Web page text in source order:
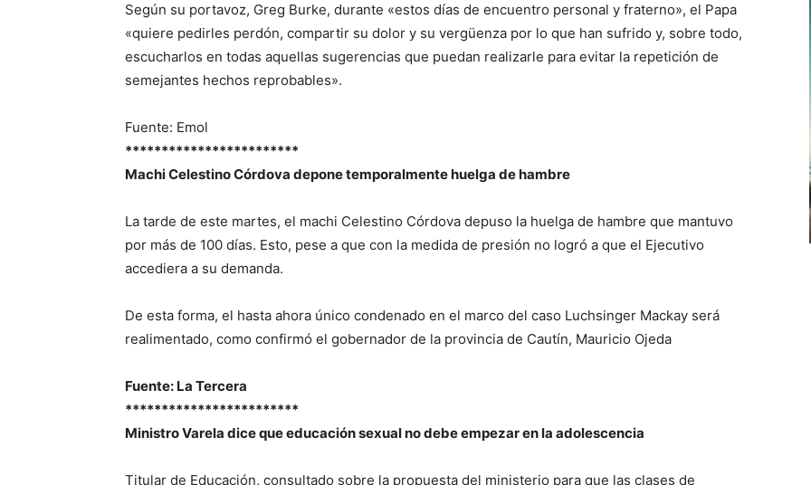
Según su portavoz, Greg Burke, durante «estos días de encuentro personal y fraterno», el Papa
«quiere pedirles perdón, compartir su dolor y su vergüenza por lo que han sufrido y, sobre todo,
escucharlos en todas aquellas sugerencias que puedan realizarle para evitar la repetición de
semejantes hechos reprobables».
Fuente: Emol
************************
Machi Celestino Córdova depone temporalmente huelga de hambre
La tarde de este martes, el machi Celestino Córdova depuso la huelga de hambre que mantuvo
por más de 100 días. Esto, pese a que con la medida de presión no logró a que el Ejecutivo
accediera a su demanda.
De esta forma, el hasta ahora único condenado en el marco del caso Luchsinger Mackay será
realimentado, como confirmó el gobernador de la provincia de Cautín, Mauricio Ojeda
Fuente: La Tercera
************************
Ministro Varela dice que educación sexual no debe empezar en la adolescencia
Titular de Educación, consultado sobre la propuesta del ministerio para que las clases de